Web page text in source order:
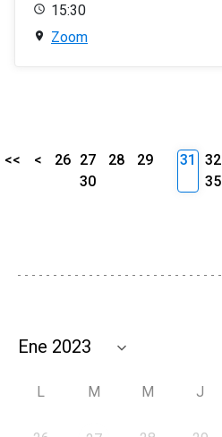
15:30
Zoom
<< < 26 27 28
29
30
31 32
35
L M M J